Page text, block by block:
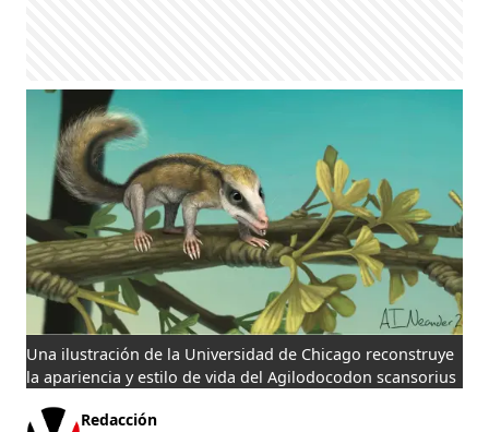
Una ilustración de la Universidad de Chicago reconstruye
la apariencia y estilo de vida del Agilodocodon scansorius
Redacción